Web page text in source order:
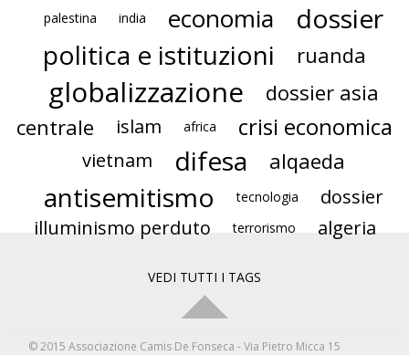
palestina india economia
dossier
politica e istituzioni
ruanda
globalizzazione
dossier asia
centrale
islam africa crisi economica
vietnam difesa alqaeda
antisemitismo tecnologia
dossier
illuminismo perduto
terrorismo algeria
VEDI TUTTI I TAGS
© 2015 Associazione Camis De Fonseca - Via Pietro Micca 15